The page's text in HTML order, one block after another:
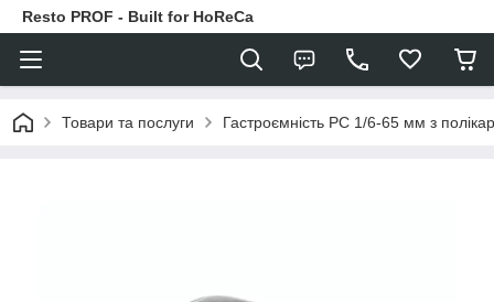
Resto PROF - Built for HoReCa
Товари та послуги Гастроємність РС 1/6-65 мм з